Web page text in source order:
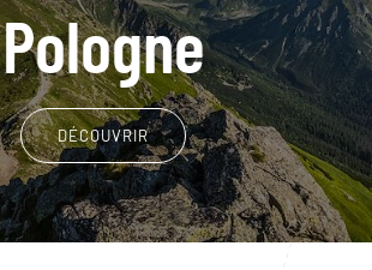
Pologne
DÉCOUVRIR